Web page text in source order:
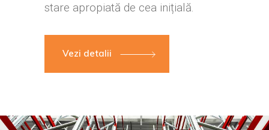
stare apropiată de cea inițială.
Vezi detalii